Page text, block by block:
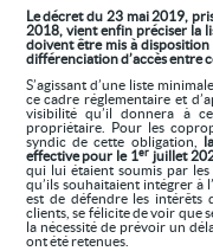
Le décret du 23 mai 2019,
2018, vient enfin préciser la
doivent être mis à
différenciation d’accès entre
S’agissant d’une liste
ce cadre réglementaire et
visibilité qu’il donnera à
propriétaire. Pour les
syndic de cette obligation,
effective pour le 1er juillet
qui lui étaient soumis par
qu’ils souhaitaient intégrer à
est de défendre les intérêts
clients, se félicite de voir que
la nécessité de prévoir un
ont été retenues.